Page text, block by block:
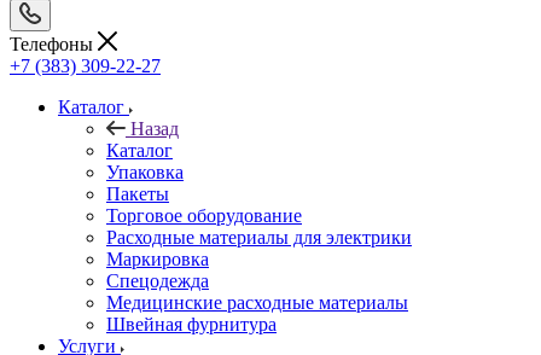
Телефоны
+7 (383) 309-22-27
Каталог
Назад
Каталог
Упаковка
Пакеты
Торговое оборудование
Расходные материалы для электрики
Маркировка
Спецодежда
Медицинские расходные материалы
Швейная фурнитура
Услуги